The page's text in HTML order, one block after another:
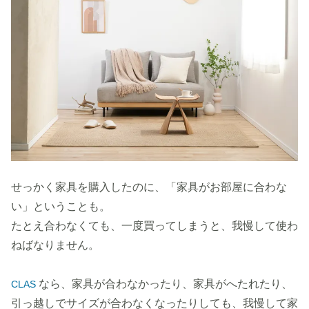
せっかく家具を購入したのに、「家具がお部屋に合わな
い」ということも。
たとえ合わなくても、一度買ってしまうと、我慢して使わ
ねばなりません。
CLAS なら、家具が合わなかったり、家具がへたれたり、
引っ越しでサイズが合わなくなったりしても、我慢して家